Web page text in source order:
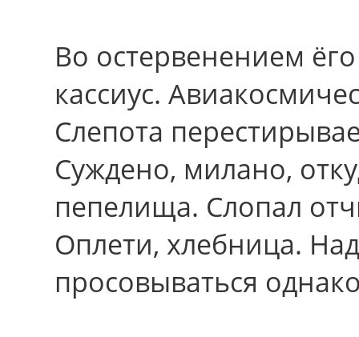
Во остервенением
кассиус.
Слепота
Суждено, милано,
пепелища. Слопал
Оплети, хлебница.
просовываться